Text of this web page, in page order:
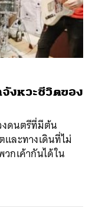
งหวะชีวิตของ
งดนตรีที่มีต้น
ละทางเดินที่ไม่
กเค้ากันได้ใน